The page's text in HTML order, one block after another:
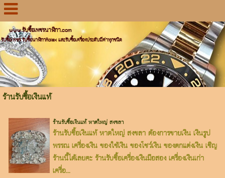
www.รับซื้อเพชรนาฬิกา.com
รับซื้อเพชร รับซื้อนาฬิกาRolex และรับซื้อเครื่องประดับมีค่าทุกชนิด
ร้านรับซื้อเงินแท้
ร้านรับซื้อเงินแท้ หาดใหญ่ สงขลา
ร้านรับซื้อเงินแท้ หาดใหญ่ สงขลา ต้องการขายเงิน เงินรูป
พรรณ เครื่องเงิน ของใช้เงิน ของโชว์เงิน ของตกแต่งเงิน เชิญ
ร้านนี้ได้เลยคะ ร้านรับซื้อเครื่องเงินมือสอง เครื่องเงินเก่า
เครื่อ...